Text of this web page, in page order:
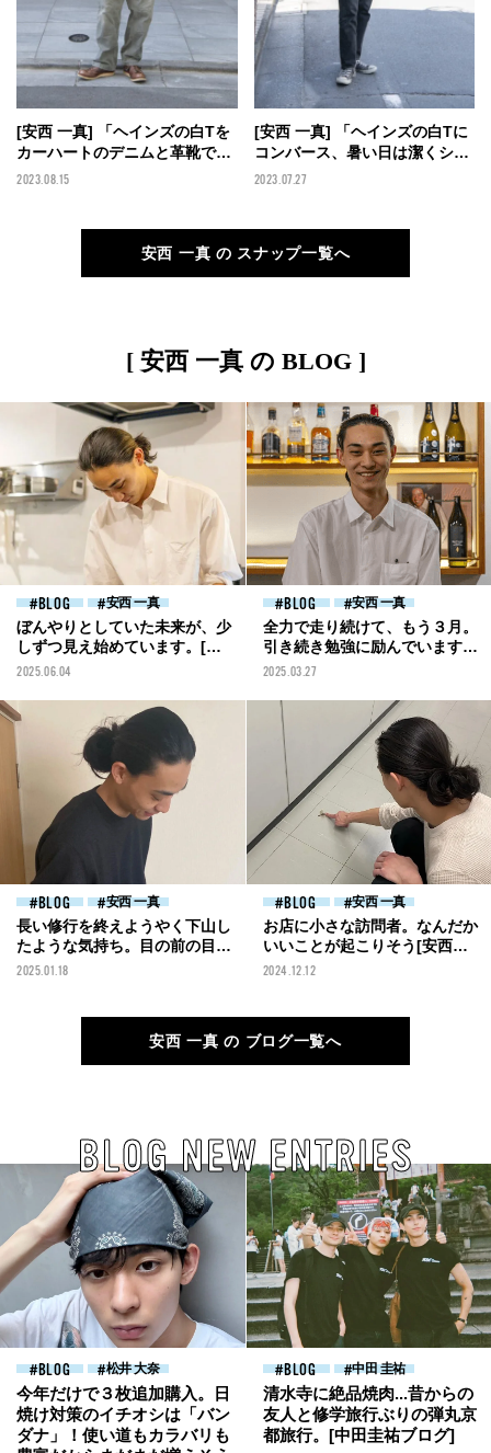
[安西 一真] 「ヘインズの白Tを
カーハートのデニムと革靴で渋
く着こなした！」【メンズノン
2023.08.15
[安西 一真] 「ヘインズの白Tに
コンバース、暑い日は潔くシン
プルに！」【メンズノンノモデ
2023.07.27
安西 一真 の スナップ一覧へ
[ 安西 一真 の BLOG ]
BLOG 安西 一真
ぼんやりとしていた未来が、少
しずつ見え始めています。[安
西一真ブログ]
2025.06.04
BLOG 安西 一真
全力で走り続けて、もう３月。
引き続き勉強に励んでいます
[安西一真ブログ]
2025.03.27
BLOG 安西 一真
長い修行を終えようやく下山し
たような気持ち。目の前の目標
に向けて進んでいきたい[安西
2025.01.18
BLOG 安西 一真
お店に小さな訪問者。なんだか
いいことが起こりそう[安西一
真ブログ]
2024.12.12
安西 一真 の ブログ一覧へ
BLOG NEW ENTRIES
BLOG 松井 大奈
今年だけで３枚追加購入。日
焼け対策のイチオシは「バン
ダナ」！使い道もカラバリも
BLOG 中田 圭祐
清水寺に絶品焼肉...昔からの
友人と修学旅行ぶりの弾丸京
都旅行。[中田圭祐ブログ]